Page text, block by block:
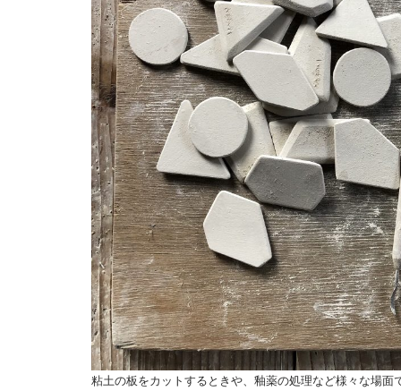
粘土の板をカットするときや、釉薬の処理など様々な場